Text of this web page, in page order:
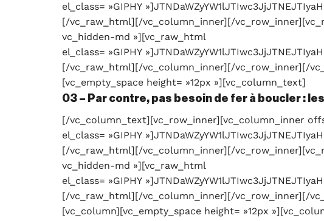
el_class= »GIPHY
[/vc_raw_html][/vc_column_inner][/
vc_hidden-md »][vc_raw_html
el_class= »GIPHY
[/vc_raw_html][/vc_column_inner][/vc_row_inner][/
[vc_empty_space height= »12px »][vc_column_text]
03 – Par contre, pas besoin de fer à boucler :
[/vc_column_text][vc_row_inner][vc_column_inner
el_class= »GIPHY
[/vc_raw_html][/vc_column_inner][/
vc_hidden-md »][vc_raw_html
el_class= »GIPHY
[/vc_raw_html][/vc_column_inner][/vc_row_inner][/
[vc_column][vc_empty_space height= »12px